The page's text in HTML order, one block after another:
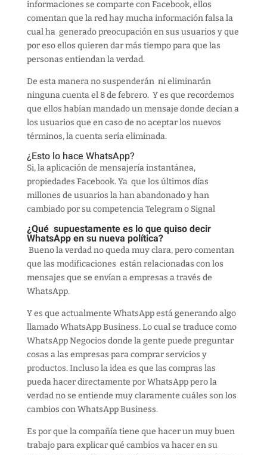
informaciones se comparte con Facebook, ellos
comentan que la red hay mucha información falsa la
cual ha generado preocupación en sus usuarios y que
por eso ellos quieren dar más tiempo para que las
personas entiendan la verdad.
De esta manera no suspenderán ni eliminarán
ninguna cuenta el 8 de febrero. Y es que recordemos
que ellos habían mandado un mensaje donde decían a
los usuarios que en caso de no aceptar los nuevos
términos, la cuenta sería eliminada.
¿Esto lo hace WhatsApp?
Si, la aplicación de mensajería instantánea,
propiedades Facebook. Ya que los últimos días
millones de usuarios la han abandonado y han
cambiado por su competencia Telegram o Signal
¿Qué supuestamente es lo que quiso decir
WhatsApp en su nueva política?
Bueno la verdad no queda muy clara, pero comentan
que las modificaciones están relacionadas con los
mensajes que se envían a empresas a través de
WhatsApp.
Y es que actualmente WhatsApp está generando algo
llamado WhatsApp Business. Lo cual se traduce como
WhatsApp Negocios donde la gente puede preguntar
cosas a las empresas para comprar servicios y
productos. Incluso la idea es que las compras las
pueda hacer directamente por WhatsApp pero la
verdad no se entiende muy claramente cuáles son los
cambios con WhatsApp Business.
Es por que la compañía tiene que hacer un muy buen
trabajo para explicar qué cambios va hacer en su